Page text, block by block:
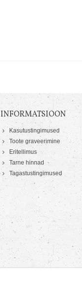
INFORMATSIOON
Kasutustingimused
Toote graveerimine
Eritellimus
Tarne hinnad
Tagastustingimused